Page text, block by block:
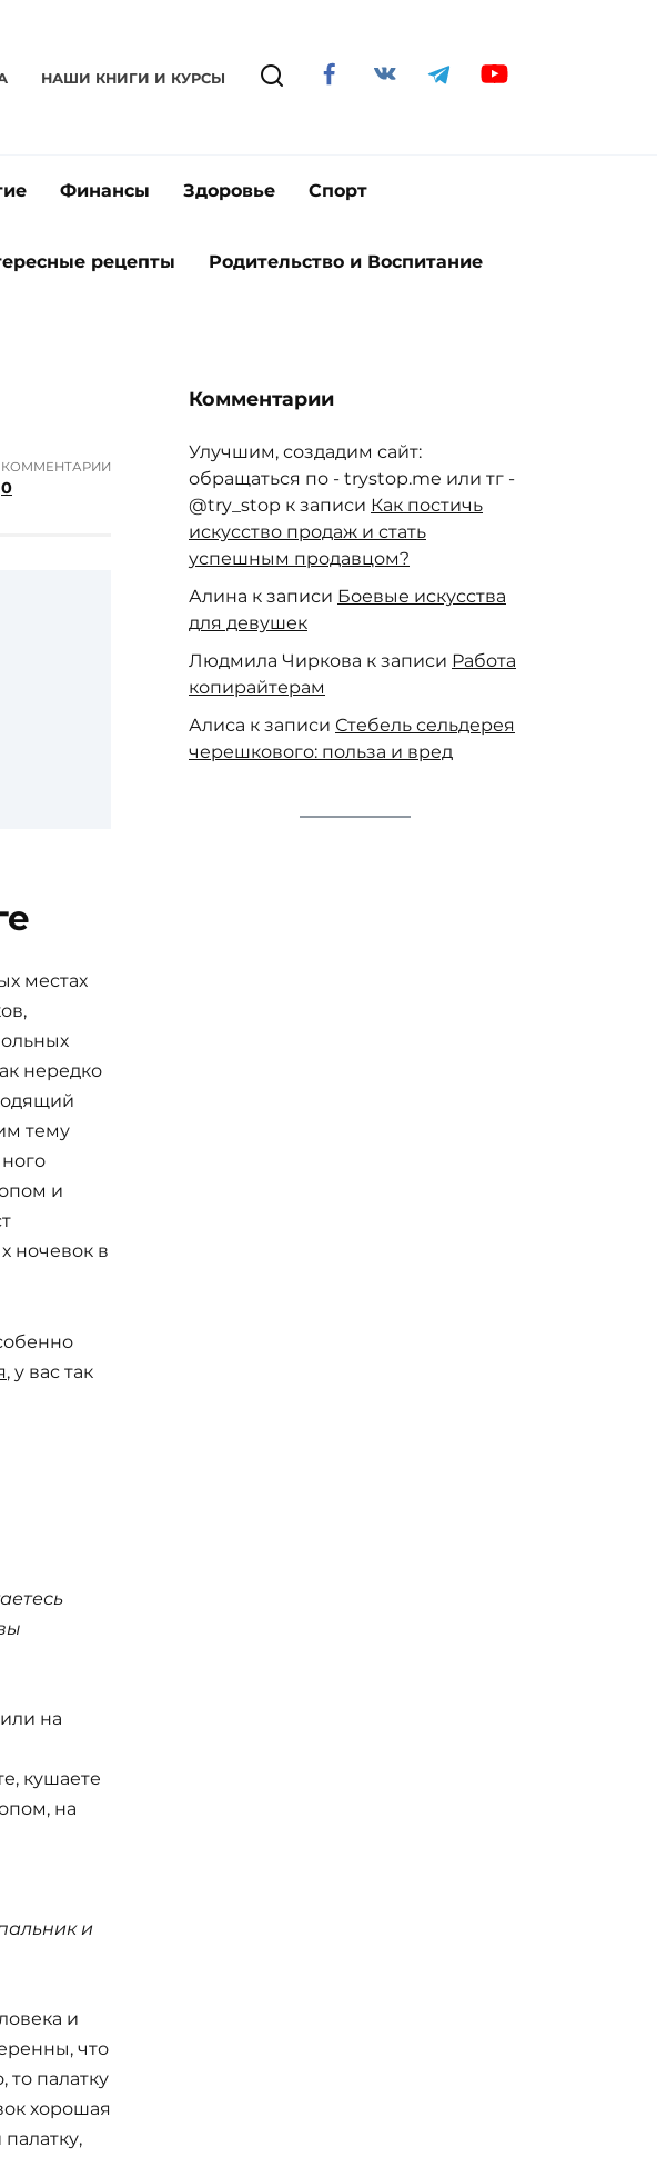
НАШИ КНИГИ И КУРСЫ
Финансы Здоровье Спорт
рецепты Родительство и Воспитание
КОММЕНТАРИИ
0
местах
нередко
тему
и
ночевок в
, у вас так
на
кушаете
на
и
и
что
то палатку
хорошая
Комментарии
Улучшим, создадим сайт:
обращаться по - trystop.me или тг -
@try_stop к записи Как постичь
искусство продаж и стать
успешным продавцом?
Алина к записи Боевые искусства
для девушек
Людмила Чиркова к записи Работа
копирайтерам
Алиса к записи Стебель сельдерея
черешкового: польза и вред